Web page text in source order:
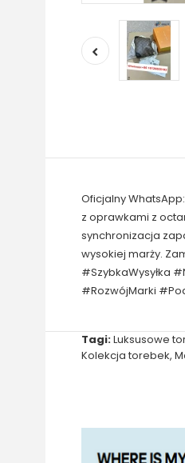
Oficjalny
z oprawkami z
synchronizacja
wysokiej marży.
#SzybkaWysyłka
#RozwójMarki
Tagi:Luksusowe
Kolekcja torebek,